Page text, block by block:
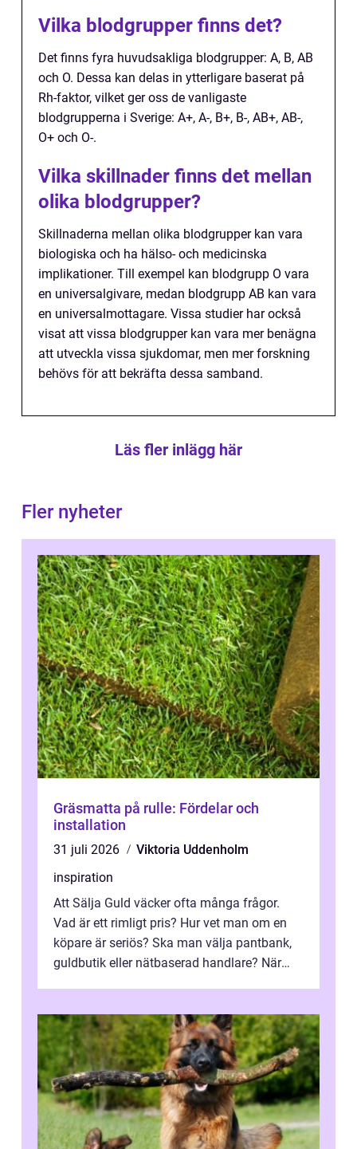
Vilka blodgrupper finns det?
Det finns fyra huvudsakliga blodgrupper: A, B, AB
och O. Dessa kan delas in ytterligare baserat på
Rh-faktor, vilket ger oss de vanligaste
blodgrupperna i Sverige: A+, A-, B+, B-, AB+, AB-,
O+ och O-.
Vilka skillnader finns det mellan
olika blodgrupper?
Skillnaderna mellan olika blodgrupper kan vara
biologiska och ha hälso- och medicinska
implikationer. Till exempel kan blodgrupp O vara
en universalgivare, medan blodgrupp AB kan vara
en universalmottagare. Vissa studier har också
visat att vissa blodgrupper kan vara mer benägna
att utveckla vissa sjukdomar, men mer forskning
behövs för att bekräfta dessa samband.
Läs fler inlägg här
Fler nyheter
Gräsmatta på rulle: Fördelar och
installation
31 juli 2026
Viktoria Uddenholm
inspiration
Att Sälja Guld väcker ofta många frågor.
Vad är ett rimligt pris? Hur vet man om en
köpare är seriös? Ska man välja pantbank,
guldbutik eller nätbaserad handlare? När